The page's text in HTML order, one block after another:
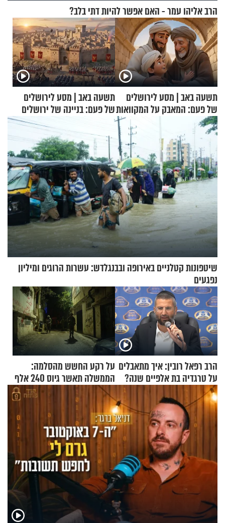
הרב אליהו עמר - האם אפשר להיות דתי בלב?
תשעה באב | מסע לירושלים
של פעם: המאבק על המקוואות
תשעה באב | מסע לירושלים
של פעם: בניינה של ירושלים
שיטפונות קטלניים באירופה ובבנגלדש: עשרות הרוגים ומיליון
נפגעים
הרב רפאל רובין: איך מתאבלים
על טרגדיה בת אלפיים שנה?
על רקע החשש מהסלמה:
הממשלה תאשר גיוס 240 אלף
אנשי מילואים